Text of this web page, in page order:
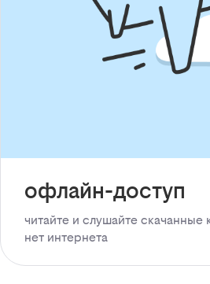
офлайн-доступ
читайте и слушайте скачанные
нет интернета